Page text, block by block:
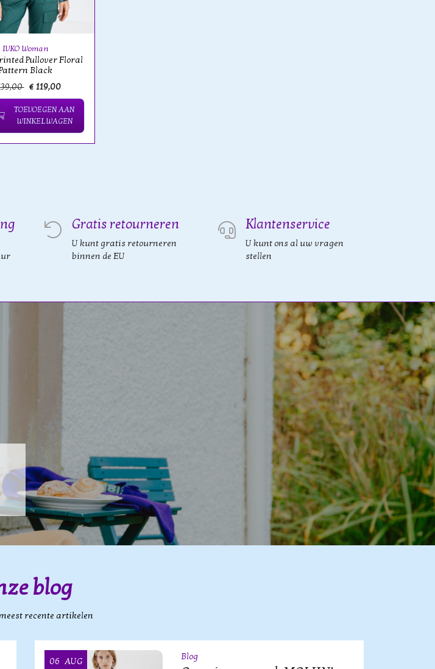
IVKO Woman
Pullover Floral
Black
€ 119,00
TOEVOEGEN AAN
WINKELWAGEN
Gratis retourneren
U kunt gratis retourneren
binnen de EU
Klantenservice
U kunt ons al uw vragen
stellen
blog
recente artikelen
06 AUG Blog